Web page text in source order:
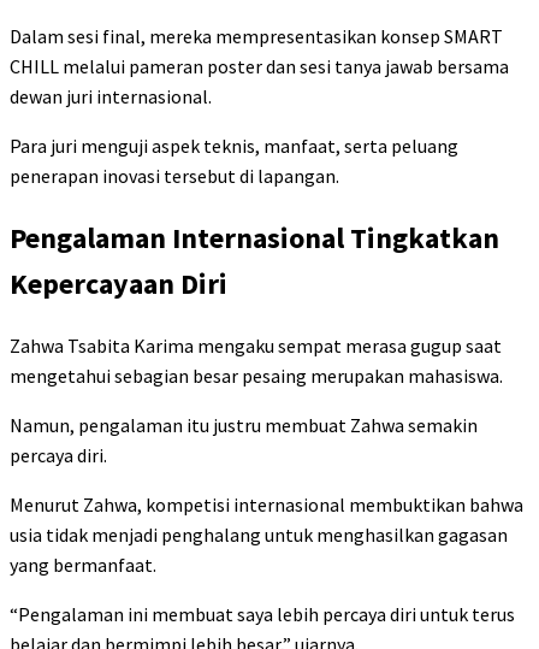
Dalam sesi final, mereka mempresentasikan konsep SMART
CHILL melalui pameran poster dan sesi tanya jawab bersama
dewan juri internasional.
Para juri menguji aspek teknis, manfaat, serta peluang
penerapan inovasi tersebut di lapangan.
Pengalaman Internasional Tingkatkan
Kepercayaan Diri
Zahwa Tsabita Karima mengaku sempat merasa gugup saat
mengetahui sebagian besar pesaing merupakan mahasiswa.
Namun, pengalaman itu justru membuat Zahwa semakin
percaya diri.
Menurut Zahwa, kompetisi internasional membuktikan bahwa
usia tidak menjadi penghalang untuk menghasilkan gagasan
yang bermanfaat.
“Pengalaman ini membuat saya lebih percaya diri untuk terus
belajar dan bermimpi lebih besar,” ujarnya.